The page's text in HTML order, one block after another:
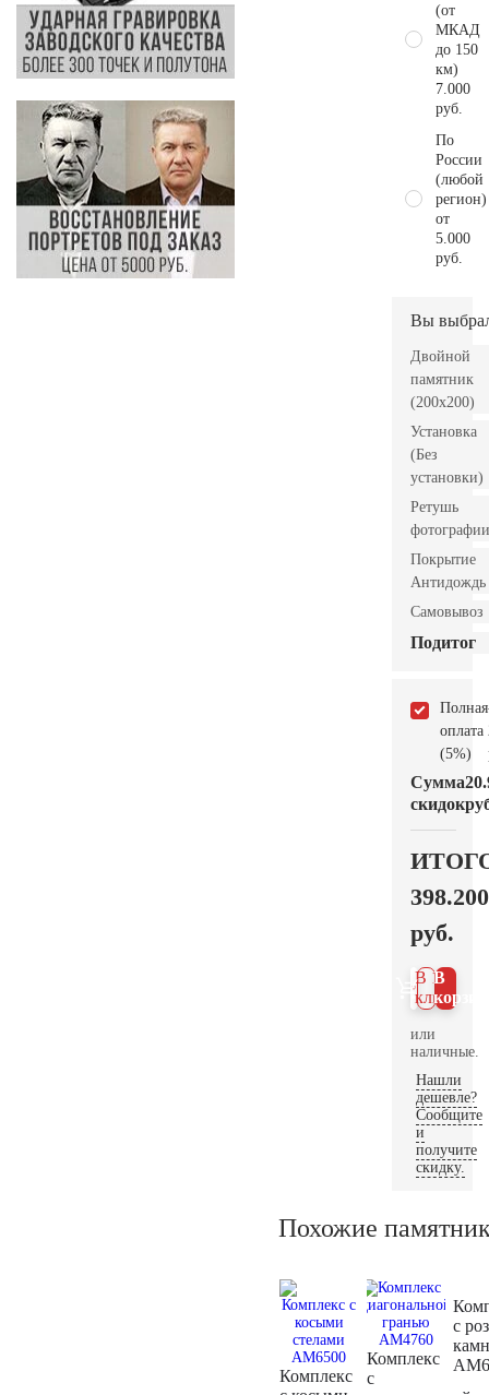
(от
МКАД
до 150
км)
7.000
руб.
По
России
(любой
регион)
от
5.000
руб.
Вы
Двойной
памятник
(200х200)
Установка
(Без
установки)
Ретушь
фотографии
Покрытие
Антидождь
Самовывоз
Подитог
Полная
оплата
(5%)
Сумма
скидок
398.200
руб.
В
В 1
клик
или
наличные.
Нашли
дешевле?
Сообщите
и
получите
скидку.
Похожие
Комплекс
Комплекс
с
с